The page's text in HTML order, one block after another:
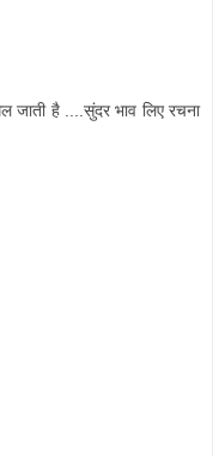
जाती है ....सुंदर भाव लिए रचना